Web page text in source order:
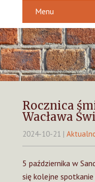
Menu
Rocznica
Wacława
2024-10-21 |
5 października w
się kolejne